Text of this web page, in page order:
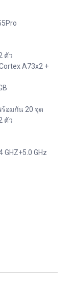
ตัว
A73x2 +
อมกัน 20 จุด
ตัว
GHZ+5.0 GHz